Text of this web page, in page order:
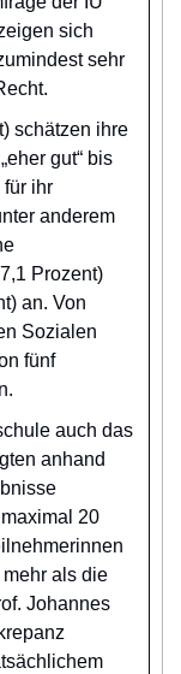
sich
sehr
schätzen ihre
gut“ bis
für ihr
anderem
Prozent)
an. Von
Sozialen
fünf
auch das
anhand
20
als die
Johannes